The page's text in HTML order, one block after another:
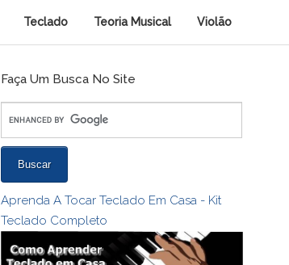
Teclado Teoria Musical Violão
Faça Um Busca No Site
Aprenda A Tocar Teclado Em Casa - Kit
Teclado Completo